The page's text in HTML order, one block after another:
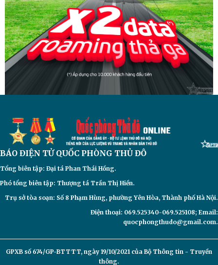
BÁO ĐIỆN TỬQUỐC PHÒNG THỦ ĐÔ
Tổng biên tập: Đại tá Phan Thái Hồng.
Phó tổng biên tập: Thượng tá Trần Thị Hiền.
Trụ sở tòa soạn: Số 8 Phạm Hùng, phường Yên Hòa, Thành phố Hà Nội.
Điện thoại: 069.525340-069.525108; Email:
quocphongthudo@gmail.com.
GPXB số 674/GP-BTTTT, ngày 19/10/2021 của Bộ Thông tin - Truyền
thông.